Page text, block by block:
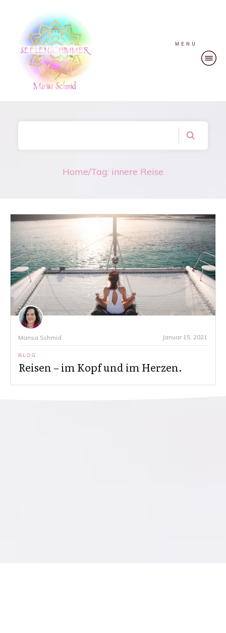
MENU
Home/Tag: innere Reise
Marisa Schmid Januar 15, 2021
BLOG
Reisen – im Kopf und im Herzen.